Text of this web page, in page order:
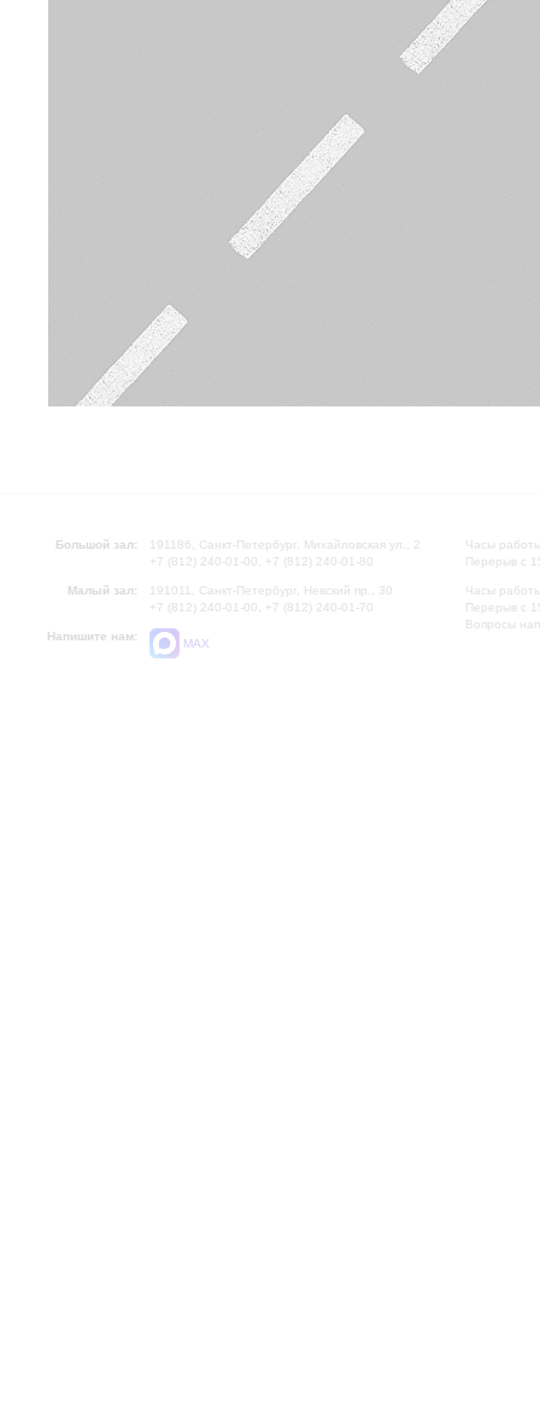
Большой зал:
191186, Санкт-Петербург, Михайловская ул., 2
+7 (812) 240-01-00, +7 (812) 240-01-80
Малый зал:
191011, Санкт-Петербург, Невский пр., 30
+7 (812) 240-01-00, +7 (812) 240-01-70
Напишите нам:
MAX
Часы
Перерыв с
Часы
Перерыв с
Вопросы